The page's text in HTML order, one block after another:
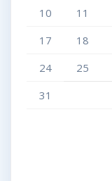
10
11
17
18
24
25
31